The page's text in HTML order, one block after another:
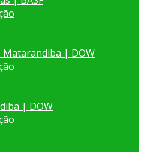
Matarandiba | DOW
| DOW